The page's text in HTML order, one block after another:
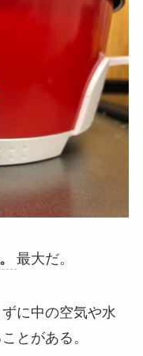
最大だ。
に中の空気や水
とがある。